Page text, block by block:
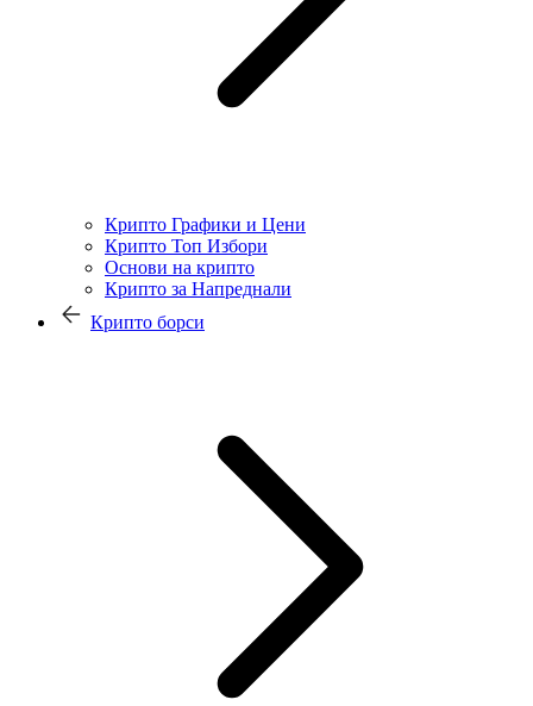
Крипто Графики и Цени
Крипто Топ Избори
Основи на крипто
Крипто за Напреднали
Крипто борси